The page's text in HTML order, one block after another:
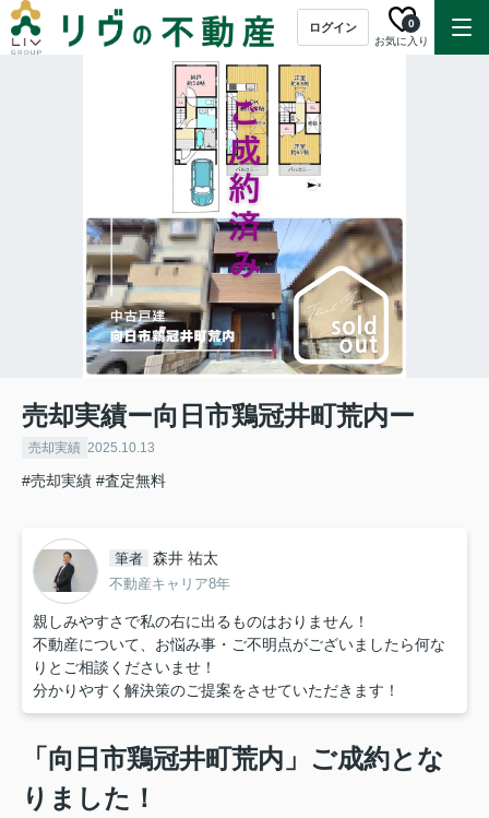
ログイン
お気に入り
0
売却実績ー向日市鶏冠井町荒内ー
売却実績 2025.10.13
#売却実績 #査定無料
筆者 森井 祐太
不動産キャリア8年
親しみやすさで私の右に出るものはおりません！
不動産について、お悩み事・ご不明点がございましたら何な
りとご相談くださいませ！
分かりやすく解決策のご提案をさせていただきます！
「向日市鶏冠井町荒内」ご成約とな
りました！